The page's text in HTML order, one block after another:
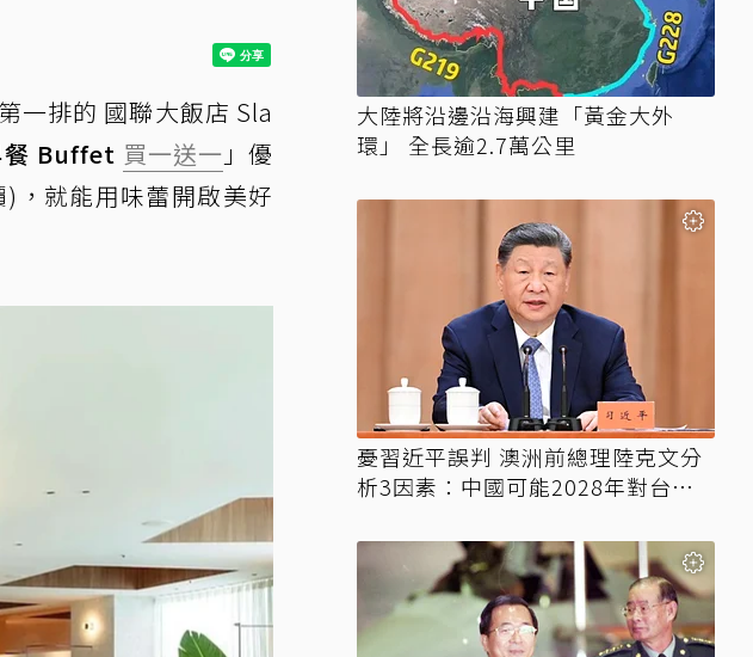
一排的 國聯大飯店 Sla
餐 Buffet 買一送一 」優
，就能用味蕾開啟美好
大陸將沿邊沿海興建「黃金大外
環」 全長逾2.7萬公里
憂習近平誤判 澳洲前總理陸克文分
析3因素：中國可能2028年對台動